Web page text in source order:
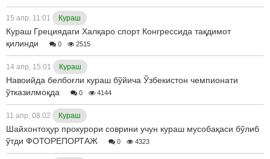
15 апр, 11:01 Кураш
Кураш Грециядаги Халқаро спорт Конгрессида тақдимот
қилинди
0 2515
14 апр, 15:01 Кураш
Навоийда белбоғли кураш бўйича Ўзбекистон чемпионати
ўтказилмоқда
0 4144
11 апр, 08:02 Кураш
Шайхонтоҳур прокурори соврини учун кураш мусобақаси бўлиб
ўтди ФОТОРЕПОРТАЖ
0 4323